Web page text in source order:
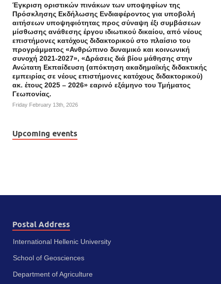
Έγκριση οριστικών πινάκων των υποψηφίων της
Πρόσκλησης Εκδήλωσης Ενδιαφέροντος για υποβολή
αιτήσεων υποψηφιότητας προς σύναψη έξι συμβάσεων
μίσθωσης ανάθεσης έργου ιδιωτικού δικαίου, από νέους
επιστήμονες κατόχους διδακτορικού στο πλαίσιο του
προγράμματος «Ανθρώπινο δυναμικό και κοινωνική
συνοχή 2021-2027», «Δράσεις διά βίου μάθησης στην
Ανώτατη Εκπαίδευση (απόκτηση ακαδημαϊκής διδακτικής
εμπειρίας σε νέους επιστήμονες κατόχους διδακτορικού)
ακ. έτους 2025 – 2026» εαρινό εξάμηνο του Τμήματος
Γεωπονίας.
Friday February 13th, 2026
Upcoming events
Postal Address
International Hellenic University
School of Geosciences
Department of Agriculture